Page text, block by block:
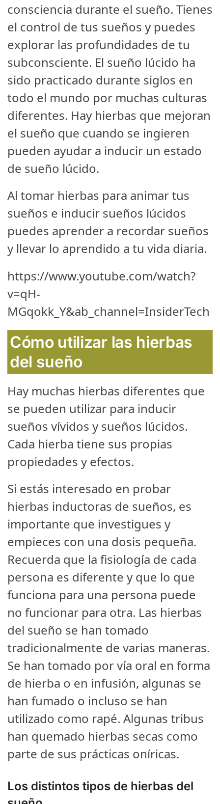
consciencia durante el sueño. Tienes
el control de tus sueños y puedes
explorar las profundidades de tu
subconsciente. El sueño lúcido ha
sido practicado durante siglos en
todo el mundo por muchas culturas
diferentes. Hay hierbas que mejoran
el sueño que cuando se ingieren
pueden ayudar a inducir un estado
de sueño lúcido.
Al tomar hierbas para animar tus
sueños e inducir sueños lúcidos
puedes aprender a recordar sueños
y llevar lo aprendido a tu vida diaria.
https://www.youtube.com/watch?
v=qH-
MGqokk_Y&ab_channel=InsiderTech
Cómo utilizar las hierbas
del sueño
Hay muchas hierbas diferentes que
se pueden utilizar para inducir
sueños vívidos y sueños lúcidos.
Cada hierba tiene sus propias
propiedades y efectos.
Si estás interesado en probar
hierbas inductoras de sueños, es
importante que investigues y
empieces con una dosis pequeña.
Recuerda que la fisiología de cada
persona es diferente y que lo que
funciona para una persona puede
no funcionar para otra. Las hierbas
del sueño se han tomado
tradicionalmente de varias maneras.
Se han tomado por vía oral en forma
de hierba o en infusión, algunas se
han fumado o incluso se han
utilizado como rapé. Algunas tribus
han quemado hierbas secas como
parte de sus prácticas oníricas.
Los distintos tipos de hierbas del